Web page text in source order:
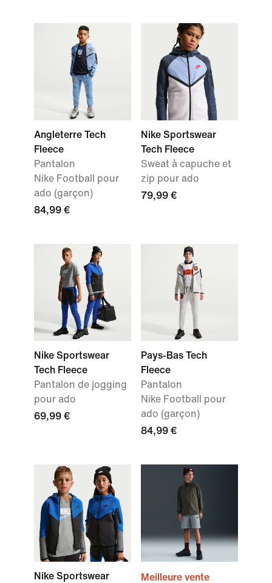
Angleterre Tech
Fleece
Pantalon
Nike Football pour
ado (garçon)
84,99 €
Nike Sportswear
Tech Fleece
Sweat à capuche et
zip pour ado
79,99 €
Nike Sportswear
Tech Fleece
Pantalon de jogging
pour ado
69,99 €
Pays-Bas Tech
Fleece
Pantalon
Nike Football pour
ado (garçon)
84,99 €
Nike Sportswear
Meilleure vente